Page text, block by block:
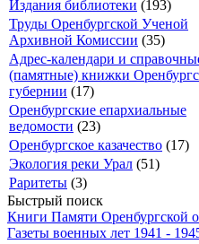
Издания библиотеки (193)
Труды Оренбургской Ученой
Архивной Комиссии (35)
Адрес-календари и
(памятные) книжки
губернии (17)
Оренбургские епархиальные
ведомости (23)
Оренбургское казачество (17)
Экология реки Урал (51)
Раритеты (3)
Быстрый поиск
Книги Памяти Оренбургской
Газеты военных лет 1941 -